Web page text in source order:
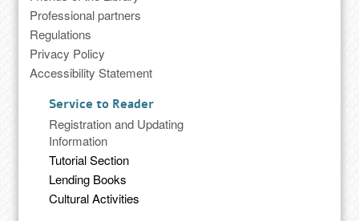
Professional partners
Regulations
Privacy Policy
Accessibility Statement
Service to Reader
Registration and Updating
Information
Tutorial Section
Lending Books
Cultural Activities